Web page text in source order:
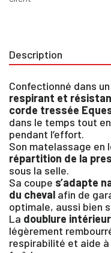
Description
Confectionné dans un
respirant et
corde tressée
dans le temps tout
pendant l’effort.
Son matelassage en
répartition de la
sous la selle.
Sa coupe s’adapte
du cheval afin de
optimale, aussi bien
La doublure
légèrement
respirabilité et aide